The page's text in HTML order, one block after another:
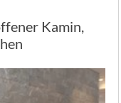
Kamin,